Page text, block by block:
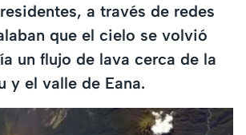
a través de redes
que el cielo se volvió
un flujo de lava cerca de la
y el valle de Eana.